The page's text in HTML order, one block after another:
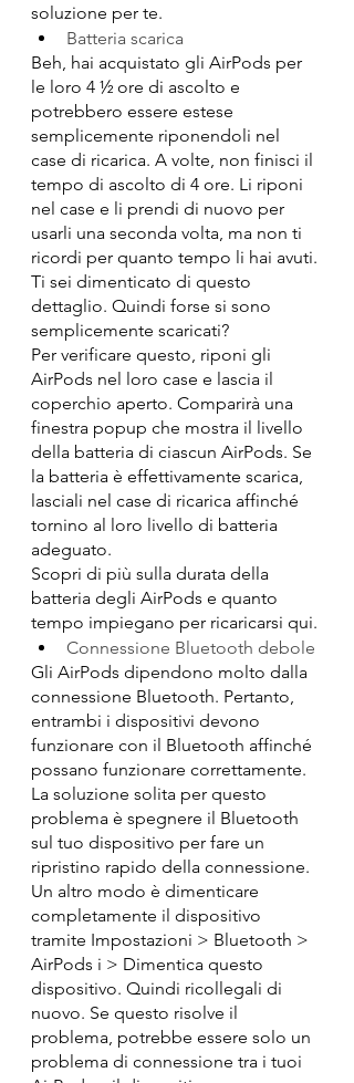
soluzione per te.
Batteria scarica
Beh, hai acquistato gli AirPods per
le loro 4 ½ ore di ascolto e
potrebbero essere estese
semplicemente riponendoli nel
case di ricarica. A volte, non finisci il
tempo di ascolto di 4 ore. Li riponi
nel case e li prendi di nuovo per
usarli una seconda volta, ma non ti
ricordi per quanto tempo li hai avuti.
Ti sei dimenticato di questo
dettaglio. Quindi forse si sono
semplicemente scaricati?
Per verificare questo, riponi gli
AirPods nel loro case e lascia il
coperchio aperto. Comparirà una
finestra popup che mostra il livello
della batteria di ciascun AirPods. Se
la batteria è effettivamente scarica,
lasciali nel case di ricarica affinché
tornino al loro livello di batteria
adeguato.
Scopri di più sulla durata della
batteria degli AirPods e quanto
tempo impiegano per ricaricarsi qui.
Connessione Bluetooth debole
Gli AirPods dipendono molto dalla
connessione Bluetooth. Pertanto,
entrambi i dispositivi devono
funzionare con il Bluetooth affinché
possano funzionare correttamente.
La soluzione solita per questo
problema è spegnere il Bluetooth
sul tuo dispositivo per fare un
ripristino rapido della connessione.
Un altro modo è dimenticare
completamente il dispositivo
tramite Impostazioni > Bluetooth >
AirPods i > Dimentica questo
dispositivo. Quindi ricollegali di
nuovo. Se questo risolve il
problema, potrebbe essere solo un
problema di connessione tra i tuoi